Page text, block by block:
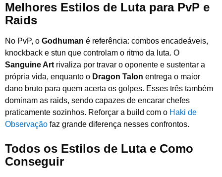
Melhores Estilos de Luta para PvP e
Raids
No PvP, o Godhuman é referência: combos encadeáveis,
knockback e stun que controlam o ritmo da luta. O
Sanguine Art rivaliza por travar o oponente e sustentar a
própria vida, enquanto o Dragon Talon entrega o maior
dano bruto para quem acerta os golpes. Esses três também
dominam as raids, sendo capazes de encarar chefes
praticamente sozinhos. Reforçar a build com o Haki de
Observação faz grande diferença nesses confrontos.
Todos os Estilos de Luta e Como
Conseguir